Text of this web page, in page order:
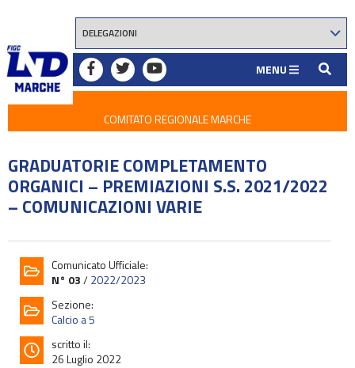
MENU
COMITATO REGIONALE MARCHE
GRADUATORIE COMPLETAMENTO
ORGANICI – PREMIAZIONI S.S. 2021/2022
– COMUNICAZIONI VARIE
Comunicato Ufficiale:
N° 03/2022/2023
Sezione:
Calcio a 5
scritto il:
26 Luglio 2022